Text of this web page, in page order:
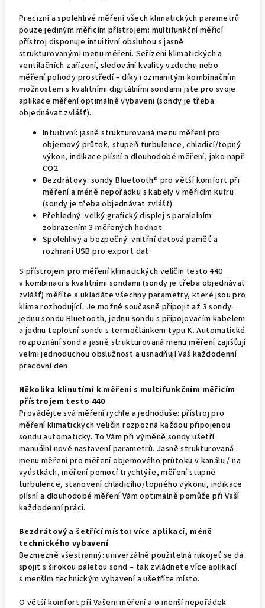
Precizní a spolehlivé měření všech klimatických parametrů
pouze jediným měřicím přístrojem: multifunkční měřicí
přístroj disponuje intuitivní obsluhou s jasně
strukturovanými menu měření. Seřízení klimatických a
ventilačních zařízení, sledování kvality vzduchu nebo
měření pohody prostředí – díky rozmanitým kombinačním
možnostem s kvalitními digitálními sondami jste pro svoje
aplikace měření optimálně vybaveni (sondy je třeba
objednávat zvlášť).
Intuitivní: jasně strukturovaná menu měření pro
objemový průtok, stupeň turbulence, chladicí/topný
výkon, indikace plísní a dlouhodobé měření, jako např.
CO2
Bezdrátový: sondy Bluetooth® pro větší komfort při
měření a méně nepořádku s kabely v měřicím kufru
(sondy je třeba objednávat zvlášť)
Přehledný: velký grafický displej s paralelním
zobrazením 3 měřených hodnot
Spolehlivý a bezpečný: vnitřní datová paměť a
rozhraní USB pro export dat
S přístrojem pro měření klimatických veličin testo 440
v kombinaci s kvalitními sondami (sondy je třeba objednávat
zvlášť) měříte a ukládáte všechny parametry, které jsou pro
klima rozhodující. Je možné současně připojit až 3 sondy:
jednu sondu Bluetooth, jednu sondu s připojovacím kabelem
a jednu teplotní sondu s termočlánkem typu K. Automatické
rozpoznání sond a jasně strukturovaná menu měření zajišťují
velmi jednoduchou obslužnost a usnadňují Váš každodenní
pracovní den.
Několika klinutími k měření s multifunkčním měřicím
přístrojem testo 440
Provádějte svá měření rychle a jednoduše: přístroj pro
měření klimatických veličin rozpozná každou připojenou
sondu automaticky. To Vám při výměně sondy ušetří
manuální nové nastavení parametrů. Jasně strukturovaná
menu měření pro měření objemového průtoku v kanálu / na
vyústkách, měření pomocí trychtýře, měření stupně
turbulence, stanovení chladicího/topného výkonu, indikace
plísní a dlouhodobé měření Vám optimálně pomůže při Vaší
každodenní práci.
Bezdrátový a šetřící místo: více aplikací, méně
technického vybavení
Bezmezně všestranný: univerzálně použitelná rukojeť se dá
spojit s širokou paletou sond – tak zvládnete více aplikací
s menším technickým vybavení a ušetříte místo.
O větší komfort při Vašem měření a o menší nepořádek